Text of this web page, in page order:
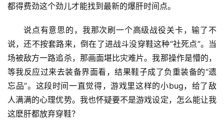
都得费劲这个劲儿才能找到最新的爆肝时间点。
说点有意思的，我那次刷一个高级战役关卡，输了不
说，还不按套路来，倒在了进战斗没穿鞋这种“社死点”。当
场被敌方一路追杀，那画面堪比灾难片。我那操作是懵的，
等我反应过来去装备界面看，结果鞋子成了负重装备的“遗
忘品”。这段时间一直觉得，游戏里这样的小bug，给了敌
人满满的心理优势。我也怀疑要不是游戏设定，怎么能让我
这麽肝都放弃穿鞋？